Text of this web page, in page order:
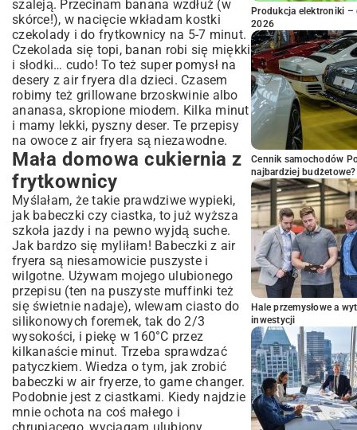
szaleją. Przecinam banana wzdłuż (w
skórce!), w nacięcie wkładam kostki
czekolady i do frytkownicy na 5-7 minut.
Czekolada się topi, banan robi się miękki
i słodki… cudo! To też super pomysł na
desery z air fryera dla dzieci. Czasem
robimy też grillowane brzoskwinie albo
ananasa, skropione miodem. Kilka minut
i mamy lekki, pyszny deser. Te przepisy
na owoce z air fryera są niezawodne.
Mała domowa cukiernia z
frytkownicy
Myślałam, że takie prawdziwe wypieki,
jak babeczki czy ciastka, to już wyższa
szkoła jazdy i na pewno wyjdą suche.
Jak bardzo się myliłam! Babeczki z air
fryera są niesamowicie puszyste i
wilgotne. Używam mojego ulubionego
przepisu (ten na puszyste muffinki też
się świetnie nadaje), wlewam ciasto do
silikonowych foremek, tak do 2/3
wysokości, i piekę w 160°C przez
kilkanaście minut. Trzeba sprawdzać
patyczkiem. Wiedza o tym, jak zrobić
babeczki w air fryerze, to game changer.
Podobnie jest z ciastkami. Kiedy najdzie
mnie ochota na coś małego i
Produkcja elektroniki –
2026
Cennik samochodów
najbardziej budżetowe?
Hale przemysłowe a
inwestycji